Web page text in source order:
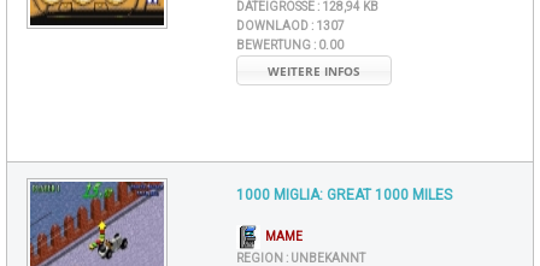
DATEIGRÖSSE : 128,94 KB
DOWNLAOD : 1307
BEWERTUNG : 0.00
WEITERE INFOS
1000 MIGLIA: GREAT 1000 MILES
MAME
REGION : UNBEKANNT